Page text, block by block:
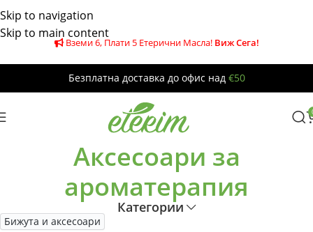
Skip to navigation
Skip to main content
Вземи 6, Плати 5 Етерични Масла! Виж Сега!
Безплатна доставка до офис над €50
Аксесоари за
ароматерапия
Категории
Бижута и аксесоари